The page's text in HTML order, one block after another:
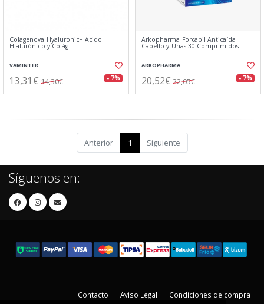
Colagenova Hyaluronic+ Ácido
Hialurónico y Colág
VAMINTER
13,31€ 14,30€ - 7%
Arkopharma Forcapil Anticaída
Cabello y Uñas 30 Comprimidos
ARKOPHARMA
20,52€ 22,05€ - 7%
Anterior 1 Siguiente
Síguenos en:
Contacto Aviso Legal
Condiciones de compra